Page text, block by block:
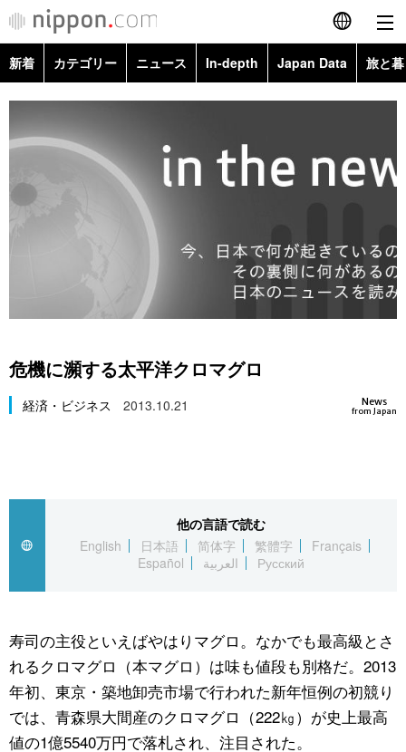
English
繁體字
Español
العربية
社会
暮らし
スポーツ・東京2020
旅と暮らし
Cinema
Topics
Images
People
東京
新着 カテゴリー ニュース In-depth Japan Data 旅と
政治・外交
経済・ビジネス
国際・海外
暮らし
Topics
東京
お知らせ
危機に瀕する太平洋クロマグロ
News
from Japan
経済・ビジネス 2013.10.21
他の言語で読む
English
日本語 简体字 繁體字
Français
Español
العربية Русский
寿司の主役といえばやはりマグロ。なかでも最高級とさ
れるクロマグロ（本マグロ）は味も値段も別格だ。2013
年初、東京・築地卸売市場で行われた新年恒例の初競り
では、青森県大間産のクロマグロ（222㎏）が史上最高
値の1億5540万円で落札され、注目された。